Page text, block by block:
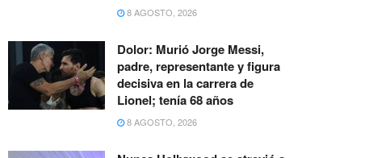
8 AGOSTO, 2026
Dolor: Murió Jorge Messi,
padre, representante y figura
decisiva en la carrera de
Lionel; tenía 68 años
8 AGOSTO, 2026